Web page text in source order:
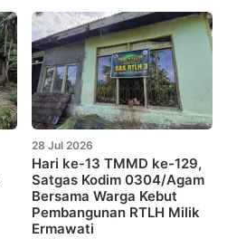
28 Jul 2026
Hari ke-13 TMMD ke-129,
Satgas Kodim 0304/Agam
Bersama Warga Kebut
Pembangunan RTLH Milik
Ermawati